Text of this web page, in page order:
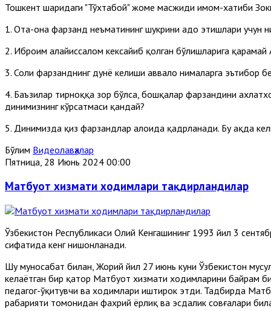
Тошкент шаҳридаги "Тўхтабой" жоме масжиди имом-хатиби
1. Ота-она фарзанд неъматининг шукрини адо этишлари учун
2. Иброҳим алайҳиссалом кексайиб қолган бўлишларига
3. Солиҳ фарзанднинг дунё келиши аввало нималарга эътибор
4. Баъзилар тирноққа зор бўлса, бошқалар фарзандини
динимизнинг кўрсатмаси қандай?
5. Динимизда қиз фарзандлар алоҳида қадрланади. Бу ҳақда
Бўлим Видеолавҳалар
Пятница, 28 Июнь 2024 00:00
Матбуот хизмати ходимлари тақдирландилар
Ўзбекистон Республикаси Олий Кенгашининг 1993 йил 3
сифатида кенг нишонланади.
Шу муносабат билан, Жорий йил 27 июнь куни Ўзбекистон
келаётган бир қатор Матбуот хизмати ходимларини байрам
педагог-ўқитувчи ва ходимлари иштирок этди. Тадбирда
раҳбарияти томонидан фахрий ёрлиқ ва эсдалик совғалари